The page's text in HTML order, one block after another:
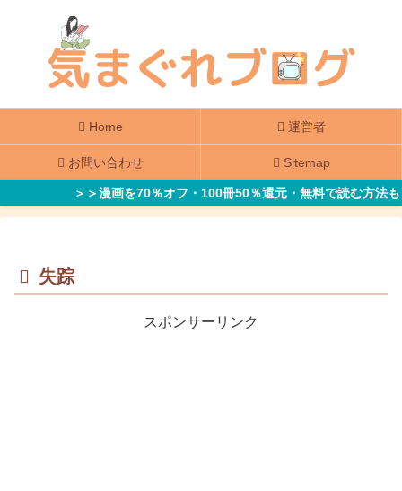
Home 運営者
お問い合わせ Sitemap
＞＞漫画を70％オフ・100冊50％還元・無料で読む方法も
失踪
スポンサーリンク